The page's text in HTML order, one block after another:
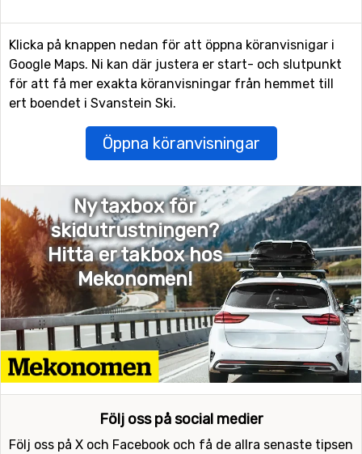
Klicka på knappen nedan för att öppna köranvisnigar i
Google Maps. Ni kan där justera er start- och slutpunkt
för att få mer exakta köranvisningar från hemmet till
ert boendet i Svanstein Ski.
Öppna köranvisningar
Ny taxbox för
skidutrustningen?
Hitta er takbox hos
Mekonomen!
Följ oss på social medier
Följ oss på X och Facebook och få de allra senaste tipsen